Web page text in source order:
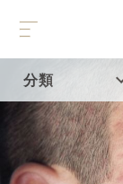
分類
首頁
流行趨勢